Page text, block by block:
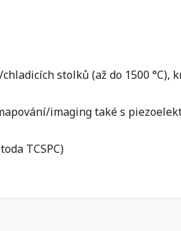
stolků (až do 1500 °C),
imaging také s
TCSPC)